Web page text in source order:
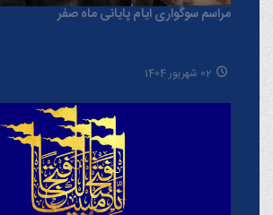
مراسم سوگواری ایام پایانی ماه صفر
02 شهریور 1404